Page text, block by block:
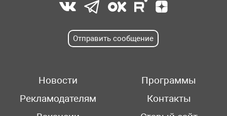
Отправить сообщение
Новости
Программы
Рекламодателям
Контакты